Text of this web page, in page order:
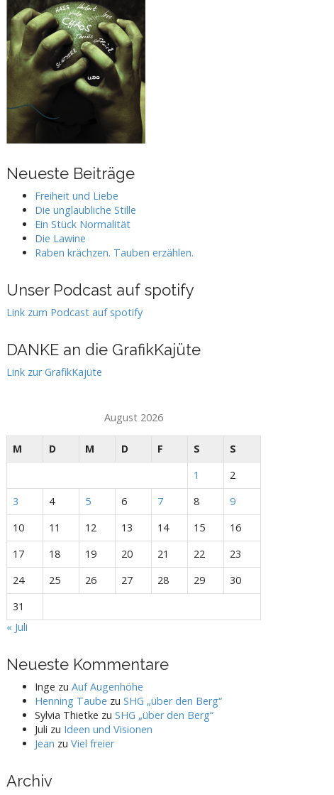
Neueste Beiträge
Freiheit und Liebe
Die unglaubliche Stille
Ein Stück Normalität
Die Lawine
Raben krächzen. Tauben erzählen.
Unser Podcast auf spotify
Link zum Podcast auf spotify
DANKE an die GrafikKajüte
Link zur GrafikKajüte
August 2026
M D M D F S
S
1
2
3
4 5 6 7 8
9
10
11 12 13 14 15
16
17
18 19 20 21 22
23
24
25 26 27 28 29
30
31
« Juli
Neueste Kommentare
Inge zu Auf Augenhöhe
Henning Taube zu SHG „über den Berg“
Sylvia Thietke zu SHG „über den Berg“
Juli zu Ideen und Visionen
Jean zu Viel freier
Archiv